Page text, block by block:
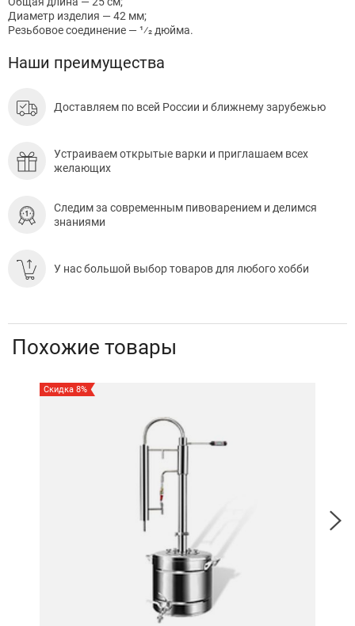
Диаметр изделия — 42 мм;
Резьбовое соединение — 1⁄2 дюйма.
Наши преимущества
Доставляем по всей России и ближнему зарубежью
Устраиваем открытые варки и приглашаем всех
желающих
Следим за современным пивоварением и делимся
знаниями
У нас большой выбор товаров для любого хобби
Похожие товары
Скидка 8%